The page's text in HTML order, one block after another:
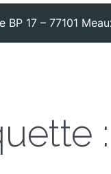
BP 17 – 77101
: